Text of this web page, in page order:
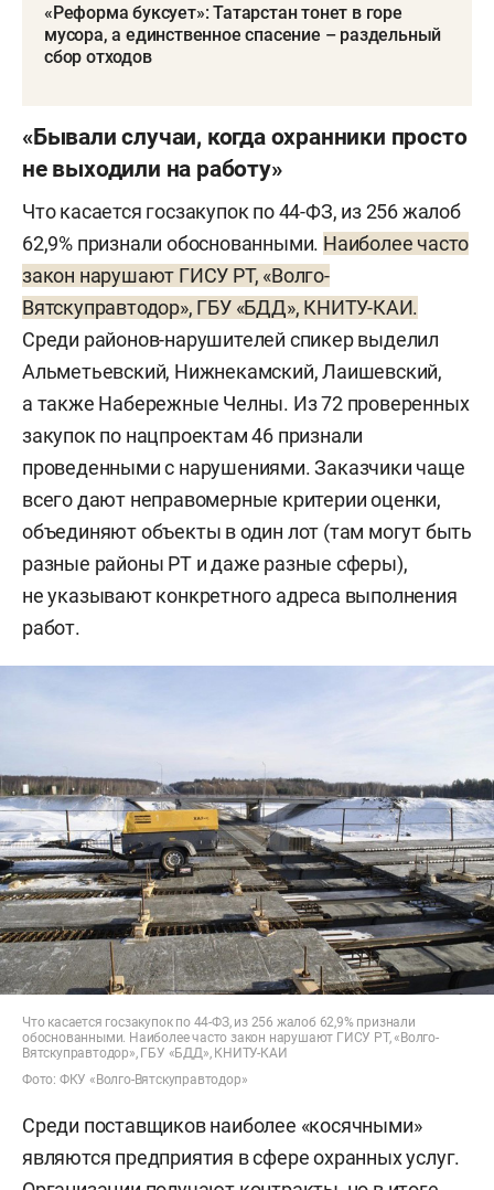
«Реформа буксует»: Татарстан тонет в горе
мусора, а единственное спасение – раздельный
сбор отходов
«Бывали случаи, когда охранники просто
не выходили на работу»
Что касается госзакупок по 44-ФЗ, из 256 жалоб
62,9% признали обоснованными. Наиболее часто
закон нарушают ГИСУ РТ, «Волго-
Вятскуправтодор», ГБУ «БДД», КНИТУ-КАИ.
Среди районов-нарушителей спикер выделил
Альметьевский, Нижнекамский, Лаишевский,
а также Набережные Челны. Из 72 проверенных
закупок по нацпроектам 46 признали
проведенными с нарушениями. Заказчики чаще
всего дают неправомерные критерии оценки,
объединяют объекты в один лот (там могут быть
разные районы РТ и даже разные сферы),
не указывают конкретного адреса выполнения
работ.
Что касается госзакупок по 44-ФЗ, из 256 жалоб 62,9% признали
обоснованными. Наиболее часто закон нарушают ГИСУ РТ, «Волго-
Вятскуправтодор», ГБУ «БДД», КНИТУ-КАИ
Фото: ФКУ «Волго-Вятскуправтодор»
Среди поставщиков наиболее «косячными»
являются предприятия в сфере охранных услуг.